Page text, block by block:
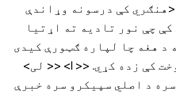
<هنګري کې درسونه وړاندې
چې نور تادیه ته اړتیا
د هغه چا لپاره ګټورې کیدی
کې زده کړي.
<< l> << لی>
سره د اصلي سپیکرو سره خبرې